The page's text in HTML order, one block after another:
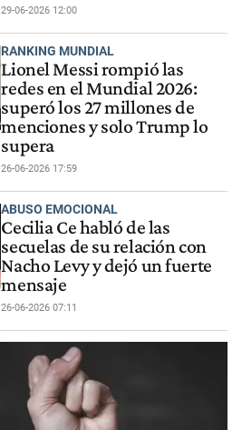
29-06-2026 12:00
RANKING MUNDIAL
Lionel Messi rompió las
redes en el Mundial 2026:
superó los 27 millones de
menciones y solo Trump lo
supera
26-06-2026 17:59
ABUSO EMOCIONAL
Cecilia Ce habló de las
secuelas de su relación con
Nacho Levy y dejó un fuerte
mensaje
26-06-2026 07:11